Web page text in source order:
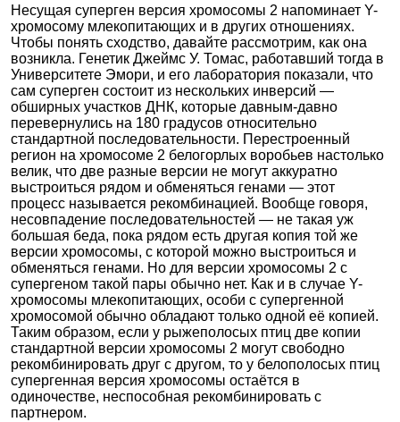
Несущая суперген версия хромосомы 2 напоминает Y-
хромосому млекопитающих и в других отношениях.
Чтобы понять сходство, давайте рассмотрим, как она
возникла. Генетик Джеймс У. Томас, работавший тогда в
Университете Эмори, и его лаборатория показали, что
сам суперген состоит из нескольких инверсий —
обширных участков ДНК, которые давным-давно
перевернулись на 180 градусов относительно
стандартной последовательности. Перестроенный
регион на хромосоме 2 белогорлых воробьев настолько
велик, что две разные версии не могут аккуратно
выстроиться рядом и обменяться генами — этот
процесс называется рекомбинацией. Вообще говоря,
несовпадение последовательностей — не такая уж
большая беда, пока рядом есть другая копия той же
версии хромосомы, с которой можно выстроиться и
обменяться генами. Но для версии хромосомы 2 с
супергеном такой пары обычно нет. Как и в случае Y-
хромосомы млекопитающих, особи с супергенной
хромосомой обычно обладают только одной её копией.
Таким образом, если у рыжеполосых птиц две копии
стандартной версии хромосомы 2 могут свободно
рекомбинировать друг с другом, то у белополосых птиц
супергенная версия хромосомы остаётся в
одиночестве, неспособная рекомбинировать с
партнером.